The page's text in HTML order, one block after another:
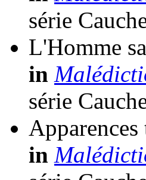
série
L'Homme
in
série
Apparences
in